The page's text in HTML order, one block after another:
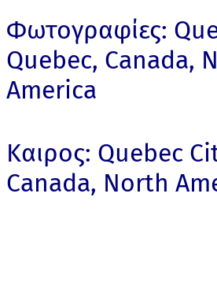
Φωτογραφίες:
Quebec, Canada,
America
Καιρος: Quebec
Canada, North